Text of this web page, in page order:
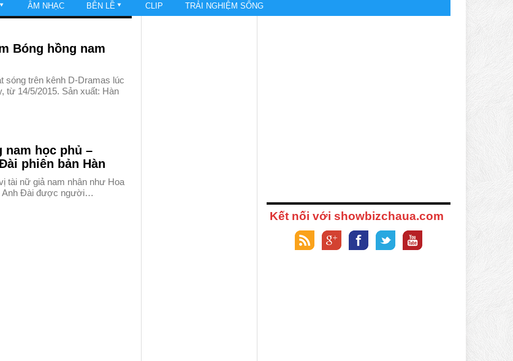
ÂM NHẠC BÊN LỀ CLIP TRẢI NGHIỆM SỐNG
Bóng hồng nam
sóng trên kênh D-Dramas lúc
từ 14/5/2015. Sản xuất: Hàn
nam học phủ –
phiên bản Hàn
tài nữ giả nam nhân như Hoa
Anh Đài được người…
Kết nối với showbizchaua.com